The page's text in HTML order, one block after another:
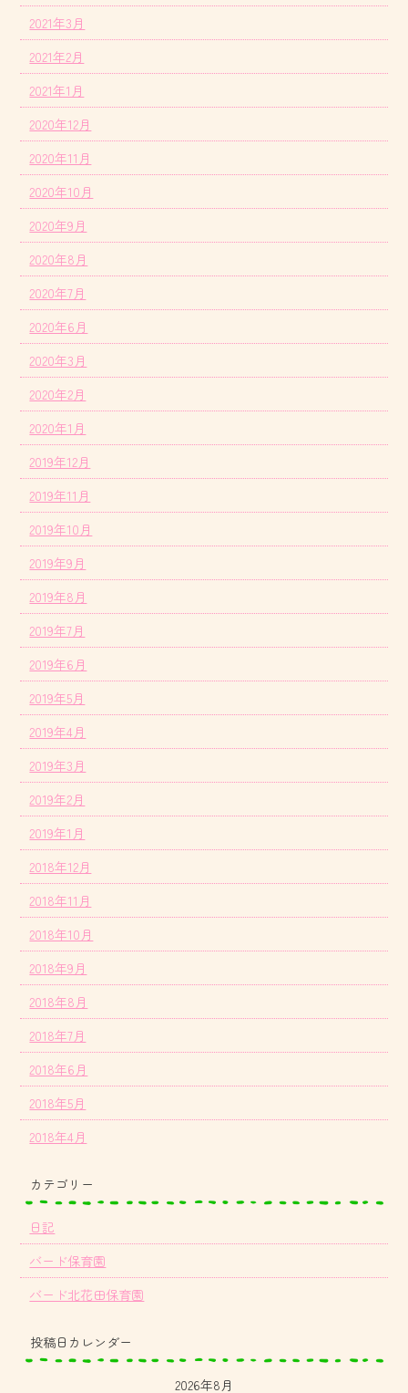
2021年3月
2021年2月
2021年1月
2020年12月
2020年11月
2020年10月
2020年9月
2020年8月
2020年7月
2020年6月
2020年3月
2020年2月
2020年1月
2019年12月
2019年11月
2019年10月
2019年9月
2019年8月
2019年7月
2019年6月
2019年5月
2019年4月
2019年3月
2019年2月
2019年1月
2018年12月
2018年11月
2018年10月
2018年9月
2018年8月
2018年7月
2018年6月
2018年5月
2018年4月
カテゴリー
日記
バード保育園
バード北花田保育園
投稿日カレンダー
2026年8月